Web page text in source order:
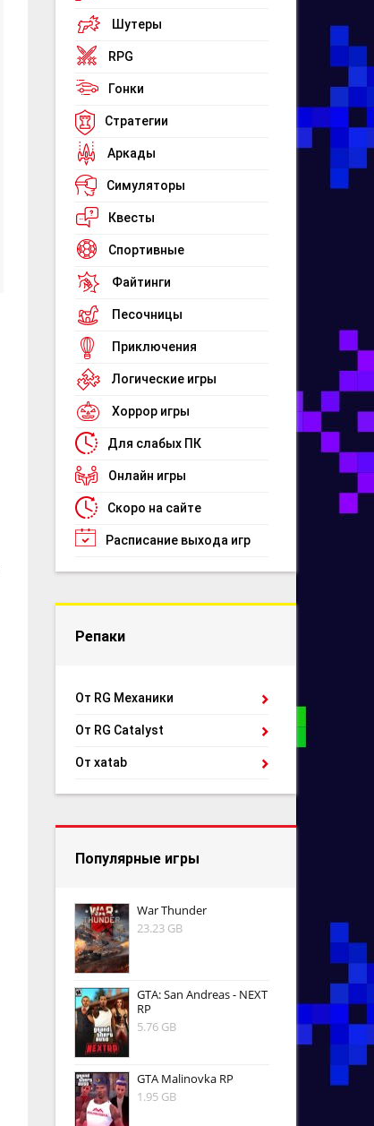
Шутеры
RPG
Гонки
Стратегии
Аркады
Симуляторы
Квесты
Спортивные
Файтинги
Песочницы
Приключения
Логические игры
Хоррор игры
Для слабых ПК
Онлайн игры
Скоро на сайте
Расписание выхода игр
Репаки
От RG Механики
От RG Catalyst
От xatab
Популярные игры
War Thunder
23.23 GB
GTA: San Andreas - NEXT
RP
5.76 GB
GTA Malinovka RP
1.95 GB